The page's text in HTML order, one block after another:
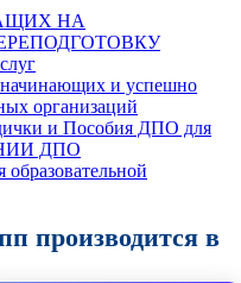
НА
начинающих и успешно
организаций
и Пособия ДПО для
ДПО
производится в